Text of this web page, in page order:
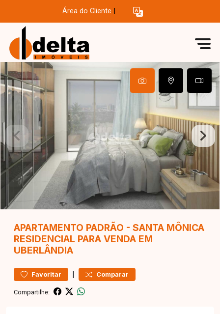
Área do Cliente
APARTAMENTO PADRÃO - SANTA MÔNICA
RESIDENCIAL PARA VENDA EM
UBERLÂNDIA
Favoritar | Comparar
Compartilhe: